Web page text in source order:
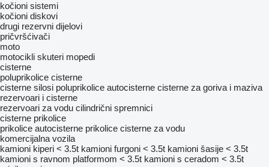
kočioni sistemi
kočioni diskovi
drugi rezervni dijelovi
pričvršćivači
moto
motocikli skuteri mopedi
cisterne
poluprikolice cisterne
cisterne silosi poluprikolice autocisterne cisterne za goriva i maziva
rezervoari i cisterne
rezervoari za vodu cilindrični spremnici
cisterne prikolice
prikolice autocisterne prikolice cisterne za vodu
komercijalna vozila
kamioni kiperi < 3.5t kamioni furgoni < 3.5t kamioni šasije < 3.5t
kamioni s ravnom platformom < 3.5t kamioni s ceradom < 3.5t